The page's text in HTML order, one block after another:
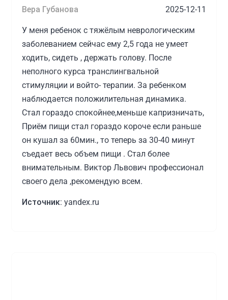
Вера Губанова 2025-12-11
У меня ребенок с тяжёлым неврологическим
заболеванием сейчас ему 2,5 года не умеет
ходить, сидеть , держать голову. После
неполного курса транслингвальной
стимуляции и войто- терапии. За ребенком
наблюдается положилительная динамика.
Стал гораздо спокойнее,меньше капризничать,
Приём пищи стал гораздо короче если раньше
он кушал за 60мин., то теперь за 30-40 минут
съедает весь объем пищи . Стал более
внимательным. Виктор Львович профессионал
своего дела ,рекомендую всем.
Источник: yandex.ru